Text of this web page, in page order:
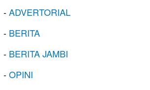
-ADVERTORIAL
- BERITA
- BERITA JAMBI
-OPINI